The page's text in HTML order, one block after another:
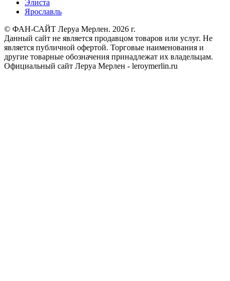
Элиста
Ярославль
© ФАН-САЙТ Леруа Мерлен. 2026 г.
Данный сайт не является продавцом товаров или услуг. Не
является публичной офертой. Торговые наименования и
другие товарные обозначения принадлежат их владельцам.
Официальный сайт Леруа Мерлен - leroymerlin.ru